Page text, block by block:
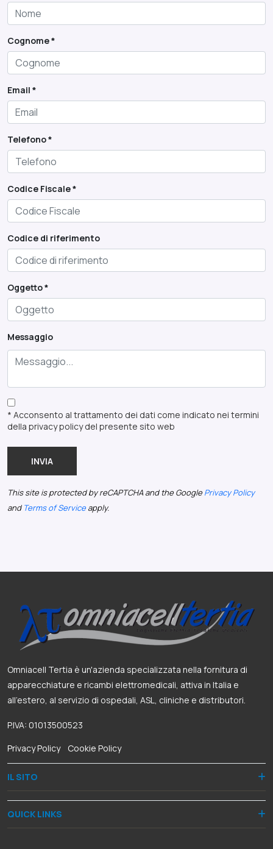
Cognome *
Email *
Telefono *
Codice Fiscale *
Codice di riferimento
Oggetto *
Messaggio
* Acconsento al trattamento dei dati come indicato nei termini
della privacy policy del presente sito web
INVIA
This site is protected by reCAPTCHA and the Google Privacy Policy
and Terms of Service apply.
Omniacell Tertia è un'azienda specializzata nella fornitura di
apparecchiature e ricambi elettromedicali, attiva in Italia e
all’estero, al servizio di ospedali, ASL, cliniche e distributori.
P.IVA: 01013500523
Privacy Policy- Cookie Policy
IL SITO
QUICK LINKS